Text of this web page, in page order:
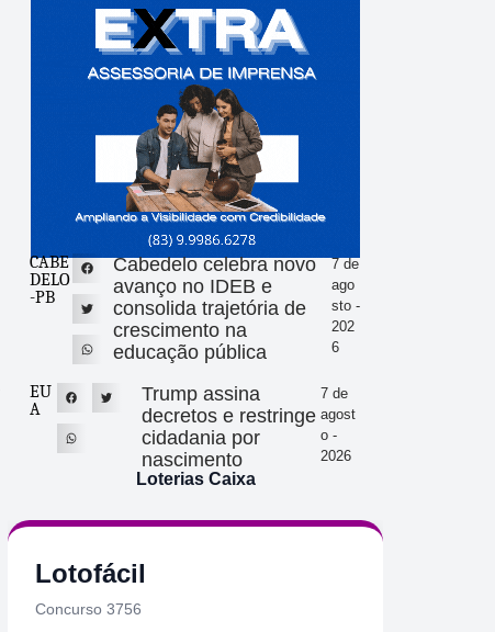
CABE
DELO
-PB
Cabedelo celebra novo
avanço no IDEB e
consolida trajetória de
crescimento na
educação pública
7 de
ago
sto -
202
6
EU
A
Trump assina
decretos e restringe
cidadania por
nascimento
7 de
agost
o -
2026
Loterias Caixa
Lotofácil
Concurso 3756